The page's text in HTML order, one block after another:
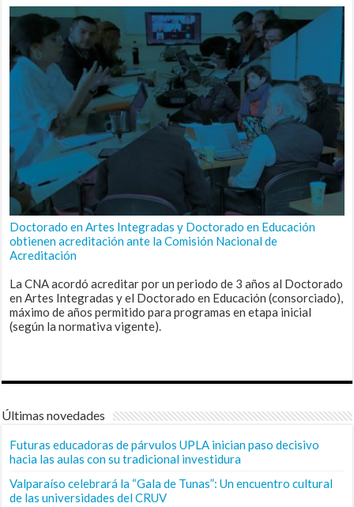
Doctorado en Artes Integradas y Doctorado en Educación
obtienen acreditación ante la Comisión Nacional de
Acreditación
La CNA acordó acreditar por un periodo de 3 años al Doctorado
en Artes Integradas y el Doctorado en Educación (consorciado),
máximo de años permitido para programas en etapa inicial
(según la normativa vigente).
Últimas novedades
Futuras educadoras de párvulos UPLA inician paso decisivo
hacia las aulas con su tradicional investidura
Valparaíso celebrará la “Gala de Tunas”: Un encuentro cultural
de las universidades del CRUV